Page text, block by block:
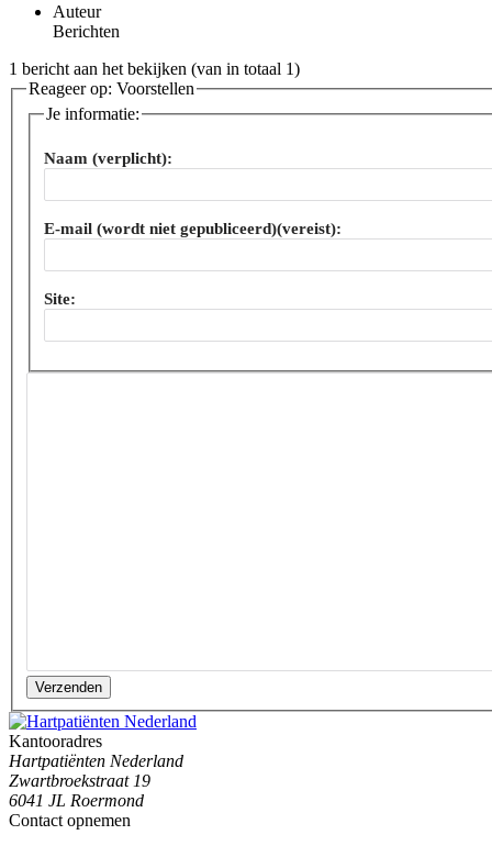
Auteur
Berichten
1 bericht aan het bekijken (van in totaal 1)
Reageer op: Voorstellen
Je informatie:
Naam (verplicht):
E-mail (wordt niet gepubliceerd)(vereist):
Site:
Verzenden
Kantooradres
Hartpatiënten Nederland
Zwartbroekstraat 19
6041 JL Roermond
Contact opnemen